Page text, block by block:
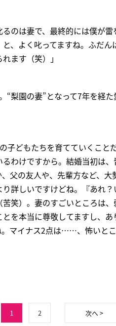
のは妻で、最終的には僕が
、よく叱ってますね。ふだ
ます（笑）」
“梨園の妻”となって7年を経
子どもたちを育てていくこ
わけですから。結婚当初は
父の友人や、先輩方など、
詳しいですけどね。『あれ？
笑）。妻のすごいところは
を本当に尊敬してますし、
マイナス2点は……、怖いとこ
1 2 次へ >